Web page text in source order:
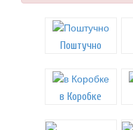
Поштучно
в Коробке